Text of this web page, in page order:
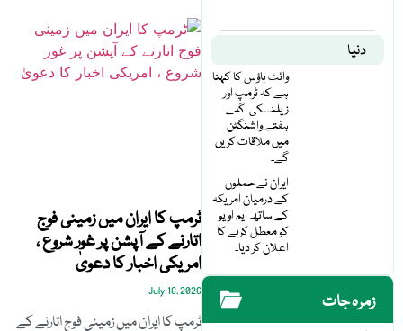
دنیا
وائٹ ہاؤس کا کہنا
ہے کہ ٹرمپ اور
زیلنسکی اگلے
ہفتے واشنگٹن
میں ملاقات کریں
گے۔
ایران نے حملوں
کے درمیان امریکہ
کے ساتھ ایم او یو
کو معطل کرنے کا
اعلان کر دیا۔
زمرہ جات
ٹرمپ کا ایران میں زمینی فوج
اتارنے کے آپشن پر غور شروع ،
امریکی اخبار کا دعویٰ
July 16, 2026
ٹرمپ کا ایران میں زمینی فوج اتارنے کے